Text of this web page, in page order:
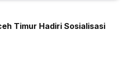
Timur Hadiri Sosialisasi